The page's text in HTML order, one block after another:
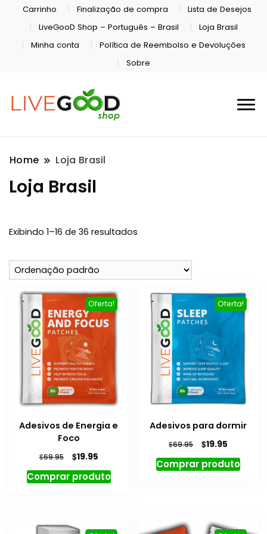
Carrinho Finalização de compra
Lista de Desejos
LiveGooD Shop – Português – Brasil
Loja Brasil
Minha conta
Política de Reembolso e Devoluções
Sobre
Home Loja Brasil
Loja Brasil
Exibindo 1–16 de 36 resultados
Oferta!
Adesivos de Energia e
Foco
$69.95
preço
original
$19.95O
preço
atual
Comprar produto
Oferta!
Adesivos para dormir
$69.95
O
preço
original
$19.95
preço
atual
Comprar produto